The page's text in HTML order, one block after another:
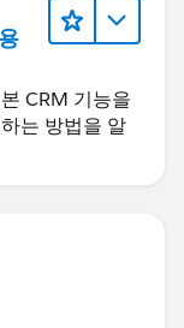
CRM 기능을
는 방법을 알